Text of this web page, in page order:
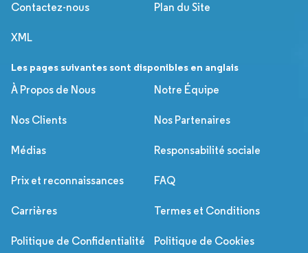
Contactez-nous Plan du Site
XML
Les pages suivantes sont disponibles en anglais
À Propos de Nous
Notre Équipe
Nos Clients Nos Partenaires
Médias Responsabilité sociale
Prix et reconnaissances FAQ
Carrières Termes et Conditions
Politique de Confidentialité Politique de Cookies